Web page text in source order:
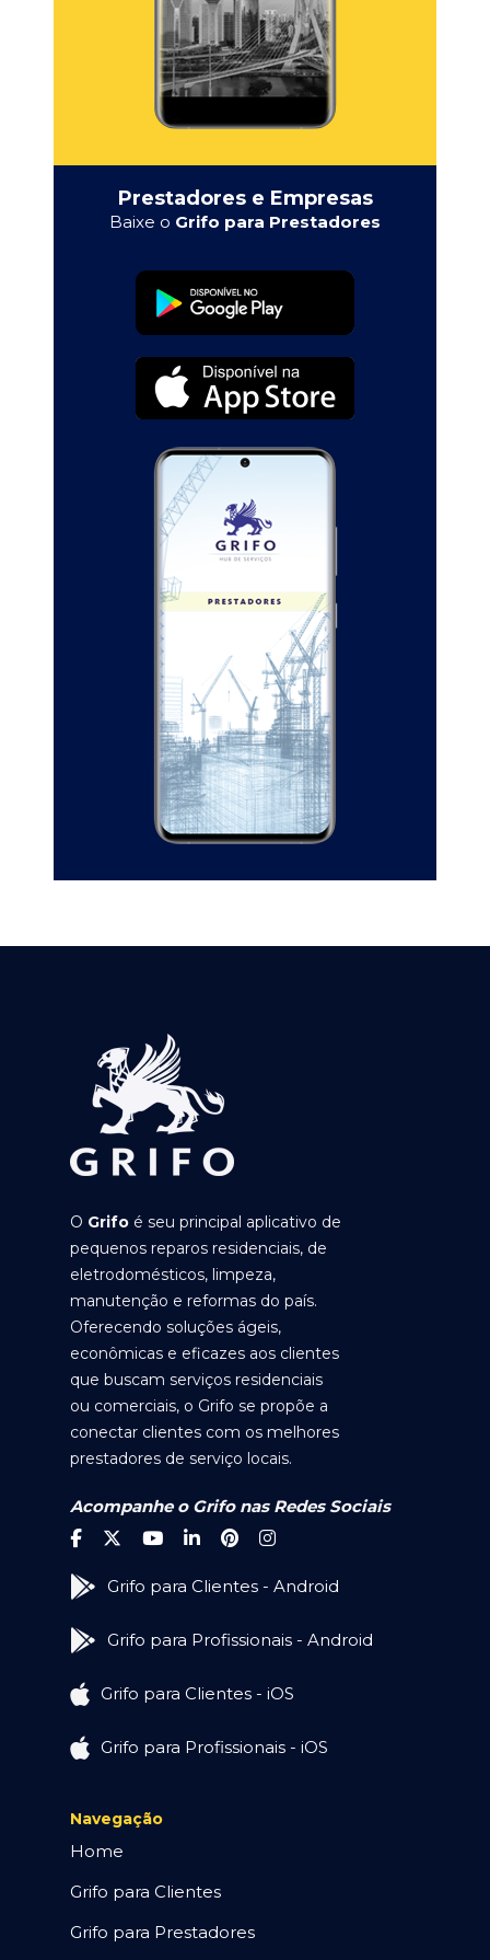
Prestadores e Empresas
Baixe o Grifo para Prestadores
O Grifo é seu principal aplicativo de
pequenos reparos residenciais, de
eletrodomésticos, limpeza,
manutenção e reformas do país.
Oferecendo soluções ágeis,
econômicas e eficazes aos clientes
que buscam serviços residenciais
ou comerciais, o Grifo se propõe a
conectar clientes com os melhores
prestadores de serviço locais.
Acompanhe o Grifo nas Redes Sociais
Grifo para Clientes - Android
Grifo para Profissionais - Android
Grifo para Clientes - iOS
Grifo para Profissionais - iOS
Navegação
Home
Grifo para Clientes
Grifo para Prestadores